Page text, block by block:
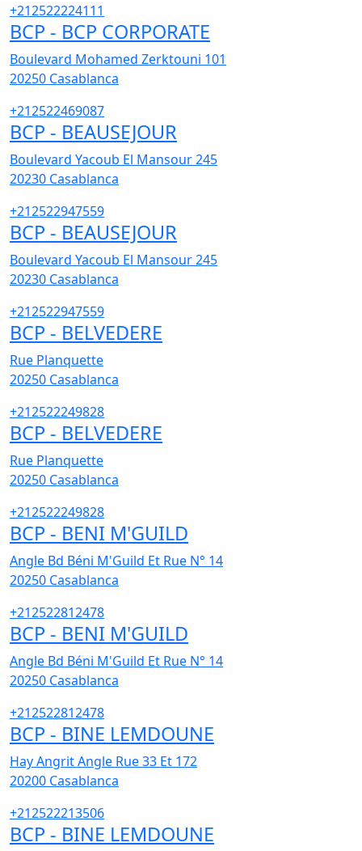
+212522224111
BCP - BCP CORPORATE
Boulevard Mohamed Zerktouni 101
20250 Casablanca
+212522469087
BCP - BEAUSEJOUR
Boulevard Yacoub El Mansour 245
20230 Casablanca
+212522947559
BCP - BEAUSEJOUR
Boulevard Yacoub El Mansour 245
20230 Casablanca
+212522947559
BCP - BELVEDERE
Rue Planquette
20250 Casablanca
+212522249828
BCP - BELVEDERE
Rue Planquette
20250 Casablanca
+212522249828
BCP - BENI M'GUILD
Angle Bd Béni M'Guild Et Rue N° 14
20250 Casablanca
+212522812478
BCP - BENI M'GUILD
Angle Bd Béni M'Guild Et Rue N° 14
20250 Casablanca
+212522812478
BCP - BINE LEMDOUNE
Hay Angrit Angle Rue 33 Et 172
20200 Casablanca
+212522213506
BCP - BINE LEMDOUNE